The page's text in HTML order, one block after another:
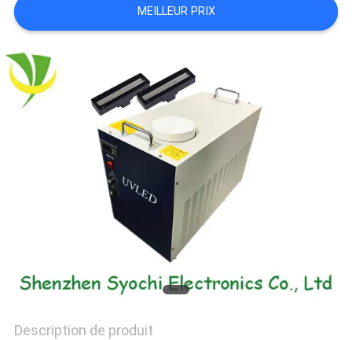
PLAN
DU
SITE
MEILLEUR PRIX
Description de produit